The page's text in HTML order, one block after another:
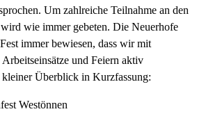
Um zahlreiche Teilnahme an den
wie immer gebeten. Die Neuerhofe
immer bewiesen, dass wir mit
und Feiern aktiv
Überblick in Kurzfassung:
Westönnen